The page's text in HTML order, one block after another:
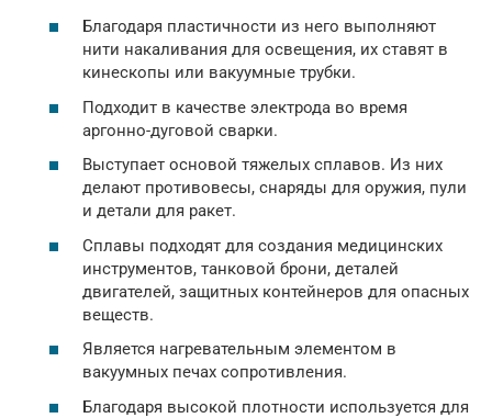
Благодаря пластичности из него выполняют
нити накаливания для освещения, их ставят в
кинескопы или вакуумные трубки.
Подходит в качестве электрода во время
аргонно-дуговой сварки.
Выступает основой тяжелых сплавов. Из них
делают противовесы, снаряды для оружия, пули
и детали для ракет.
Сплавы подходят для создания медицинских
инструментов, танковой брони, деталей
двигателей, защитных контейнеров для опасных
веществ.
Является нагревательным элементом в
вакуумных печах сопротивления.
Благодаря высокой плотности используется для